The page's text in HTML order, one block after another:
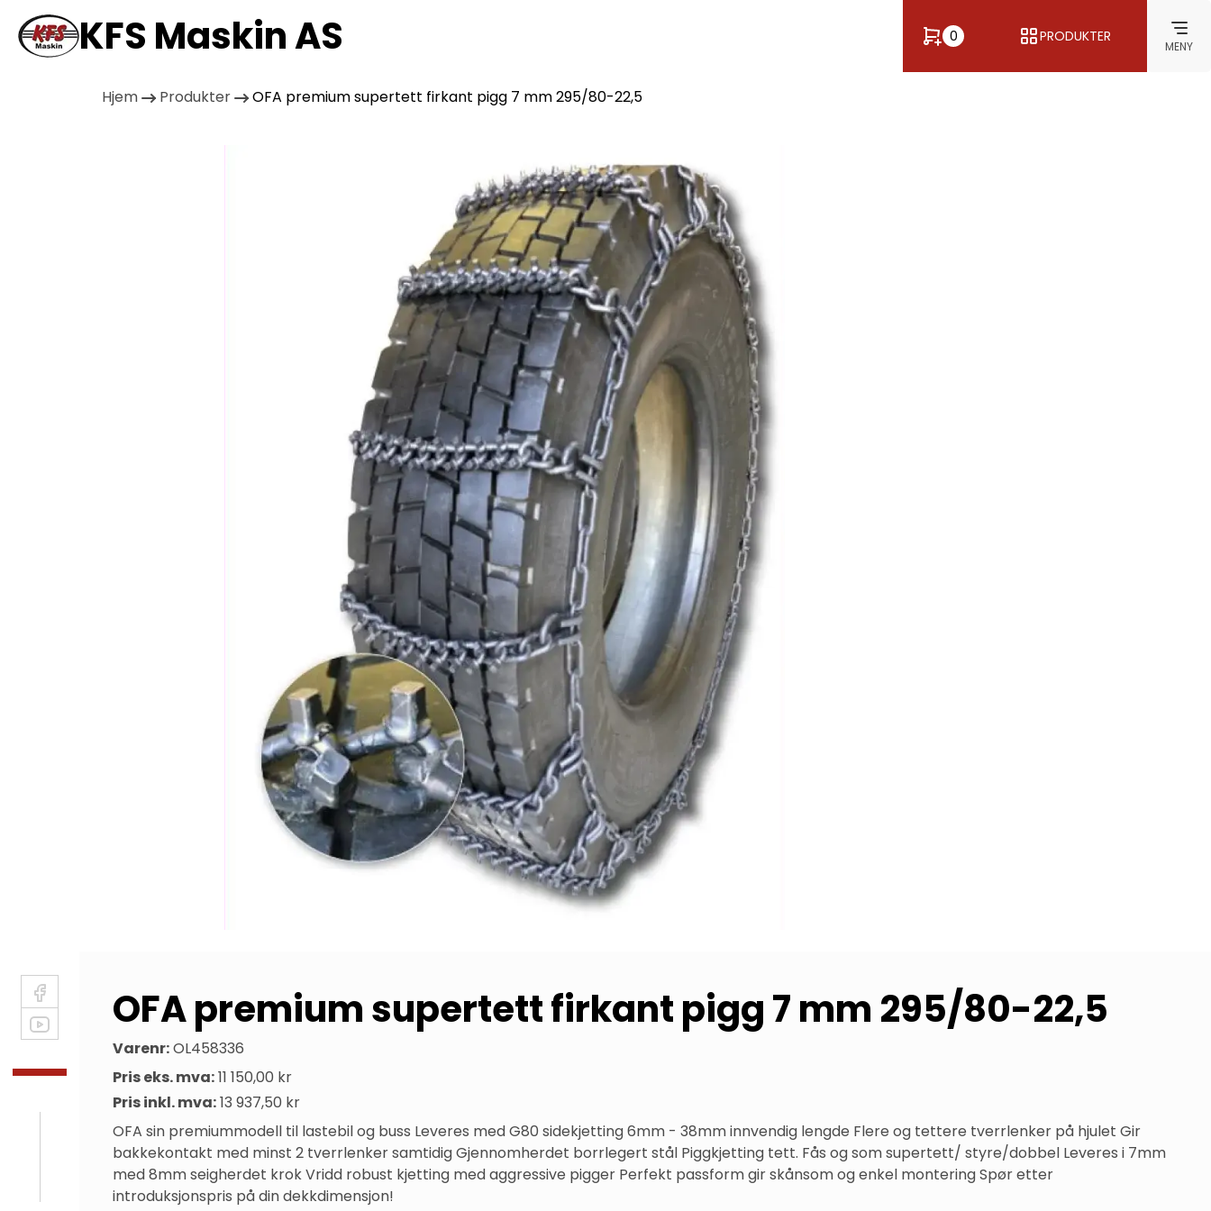
KFS Maskin AS 0 PRODUKTER
MENY
Hjem Produkter OFA premium supertett firkant pigg 7 mm 295/80-22,5
OFA premium supertett firkant pigg 7 mm 295/80-22,5
Varenr:OL458336
Pris eks. mva:11 150,00 kr
Pris inkl. mva:13 937,50 kr
OFA sin premiummodell til lastebil og buss Leveres med G80 sidekjetting 6mm - 38mm innvendig lengde Flere og tettere tverrlenker på hjulet Gir
bakkekontakt med minst 2 tverrlenker samtidig Gjennomherdet borrlegert stål Piggkjetting tett. Fås og som supertett/ styre/dobbel Leveres i 7mm
med 8mm seigherdet krok Vridd robust kjetting med aggressive pigger Perfekt passform gir skånsom og enkel montering Spør etter
introduksjonspris på din dekkdimensjon!